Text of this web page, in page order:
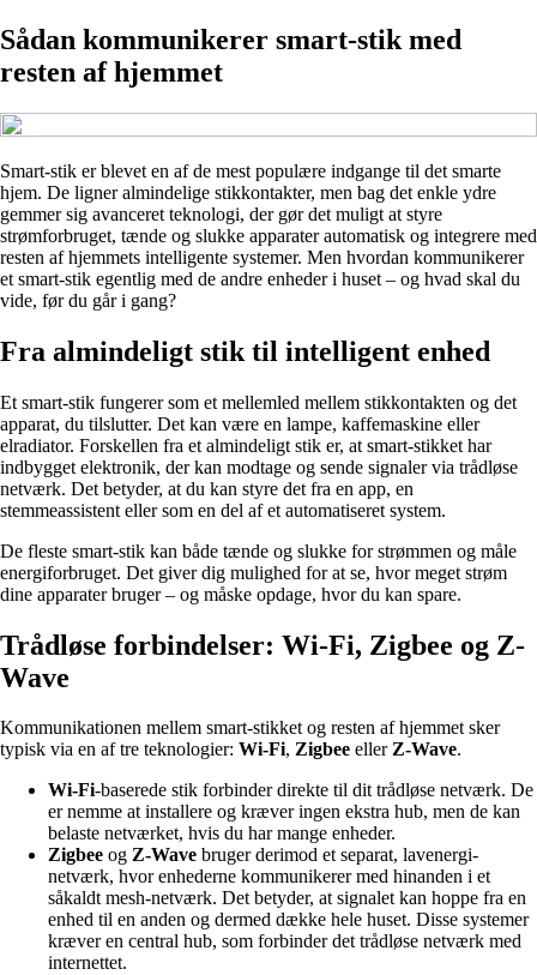
Sådan kommunikerer smart-stik med
resten af hjemmet
Smart-stik er blevet en af de mest populære indgange til det smarte
hjem. De ligner almindelige stikkontakter, men bag det enkle ydre
gemmer sig avanceret teknologi, der gør det muligt at styre
strømforbruget, tænde og slukke apparater automatisk og integrere med
resten af hjemmets intelligente systemer. Men hvordan kommunikerer
et smart-stik egentlig med de andre enheder i huset – og hvad skal du
vide, før du går i gang?
Fra almindeligt stik til intelligent enhed
Et smart-stik fungerer som et mellemled mellem stikkontakten og det
apparat, du tilslutter. Det kan være en lampe, kaffemaskine eller
elradiator. Forskellen fra et almindeligt stik er, at smart-stikket har
indbygget elektronik, der kan modtage og sende signaler via trådløse
netværk. Det betyder, at du kan styre det fra en app, en
stemmeassistent eller som en del af et automatiseret system.
De fleste smart-stik kan både tænde og slukke for strømmen og måle
energiforbruget. Det giver dig mulighed for at se, hvor meget strøm
dine apparater bruger – og måske opdage, hvor du kan spare.
Trådløse forbindelser: Wi-Fi, Zigbee og Z-
Wave
Kommunikationen mellem smart-stikket og resten af hjemmet sker
typisk via en af tre teknologier: Wi-Fi, Zigbee ellerZ-Wave.
Wi-Fi-baserede stik forbinder direkte til dit trådløse netværk. De
er nemme at installere og kræver ingen ekstra hub, men de kan
belaste netværket, hvis du har mange enheder.
Zigbee og Z-Wave bruger derimod et separat, lavenergi-
netværk, hvor enhederne kommunikerer med hinanden i et
såkaldt mesh-netværk. Det betyder, at signalet kan hoppe fra en
enhed til en anden og dermed dække hele huset. Disse systemer
kræver en central hub, som forbinder det trådløse netværk med
internettet.